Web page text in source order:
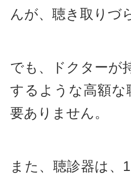
んが、聴き取りづ
でも、ドクターが
するような高額
要ありません。
また、聴診器は、